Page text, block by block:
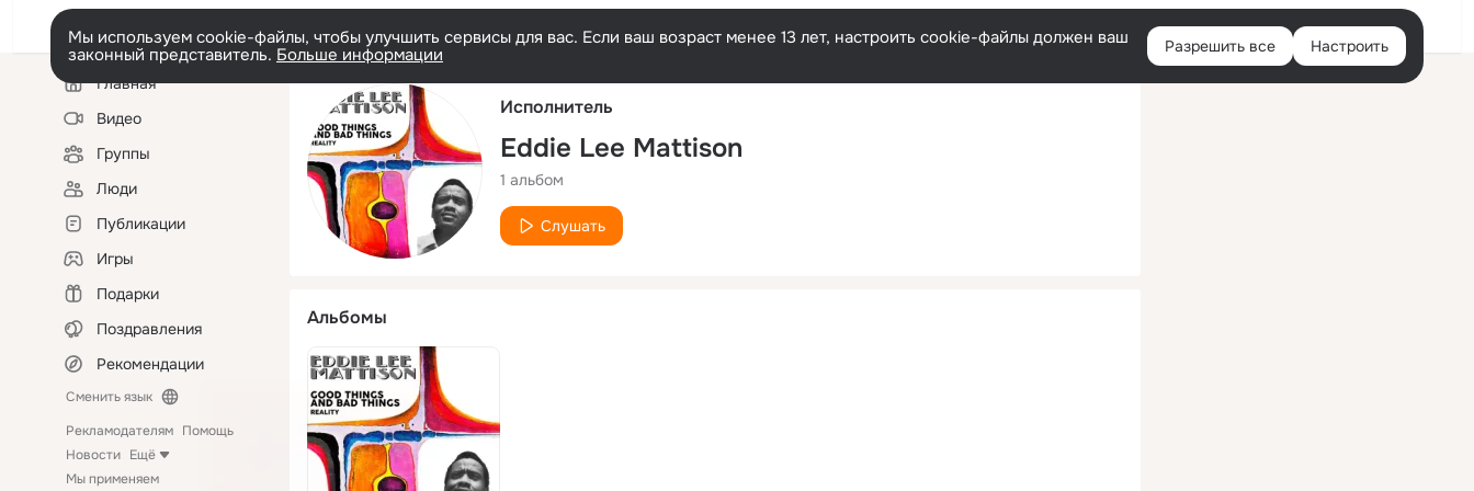
Русский Войти
Мы используем cookie-файлы, чтобы улучшить сервисы для вас. Если ваш возраст менее 13 лет, настроить cookie-файлы должен ваш
законный представитель. Больше информации Разрешить все Настроить
Левая
колонкаГлавная
Видео
Группы
Люди
Публикации
Игры
Подарки
Поздравления
Рекомендации
Сменить язык
Рекламодателям Помощь
Новости Ещё
Мы применяем
Исполнитель
Eddie Lee Mattison
1 альбом
Слушать
Альбомы